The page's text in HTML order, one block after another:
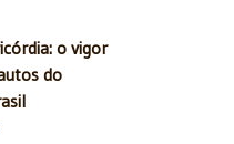
o vigor
do